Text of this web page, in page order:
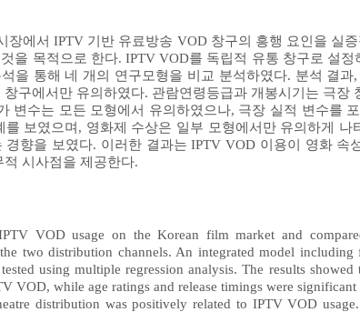
장에서 IPTV 기반 유료방송 VOD 창구의 흥행 요인을 실
을 목적으로 한다. IPTV VOD를 독립적 유통 창구로 설
을 통해 네 개의 연구모형을 비교 분석하였다. 분석 결
구에서만 유의하였다. 관람연령등급과 개봉시기는 극
변수는 모든 모형에서 유의하였으나, 극장 실적 변수를
를 보였으며, 영화제 수상은 일부 모형에서만 유의하게
경향을 보였다. 이러한 결과는 IPTV VOD 이용이 영화
시사점을 제공한다.
VOD usage on the Korean film market and
two distribution channels. An integrated model
using multiple regression analysis. The results
VOD, while age ratings and release timings were
distribution was positively related to IPTV VOD